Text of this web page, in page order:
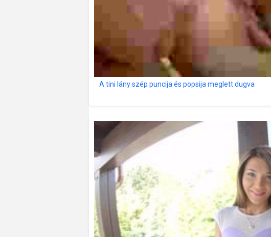
A tini lány szép puncija és popsija meglett dugva